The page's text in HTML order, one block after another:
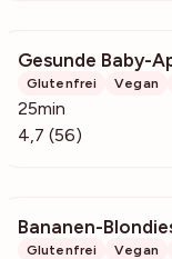
Gesunde Baby-
Glutenfrei Vegan
25min
4,7 (56)
Bananen-
Glutenfrei Vegan